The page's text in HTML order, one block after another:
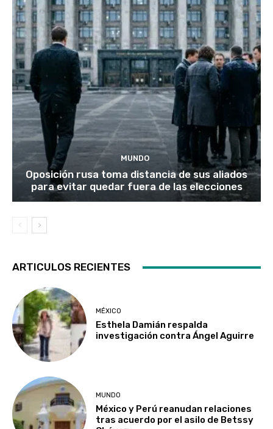
MUNDO
Oposición rusa toma distancia de sus aliados
para evitar quedar fuera de las elecciones
ARTICULOS RECIENTES
MÉXICO
Esthela Damián respalda
investigación contra Ángel Aguirre
MUNDO
México y Perú reanudan relaciones
tras acuerdo por el asilo de Betssy